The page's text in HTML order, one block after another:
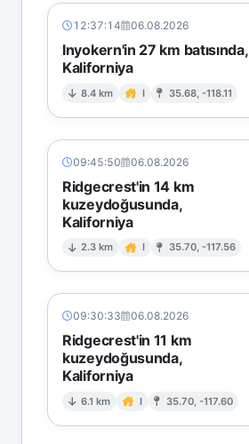
12:37:14 06.08.2026
Inyokern'in 27 km batısında,
Kaliforniya
8.4 km I 35.68, -118.11
09:45:50 06.08.2026
Ridgecrest'in 14 km
kuzeydoğusunda,
Kaliforniya
2.3 km I 35.70, -117.56
09:30:33 06.08.2026
Ridgecrest'in 11 km
kuzeydoğusunda,
Kaliforniya
6.1 km I 35.70, -117.60